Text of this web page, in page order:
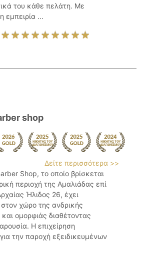
του κάθε πελάτη. Με
εμπειρία ...
shop
Δείτε περισσότερα >>
Shop, το οποίο βρίσκεται
περιοχή της Αμαλιάδας επί
Ήλιδος 26, έχει
στον χώρο της ανδρικής
ομορφιάς διαθέτοντας
Η επιχείρηση
την παροχή εξειδικευμένων